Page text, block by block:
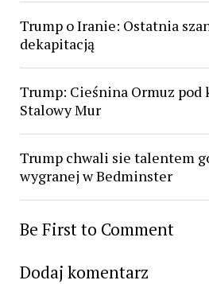
Trump o Iranie: Ostatnia
dekapitacją
Trump: Cieśnina Ormuz pod
Stalowy Mur
Trump chwali sie talentem
wygranej w Bedminster
Be First to Comment
Dodaj komentarz